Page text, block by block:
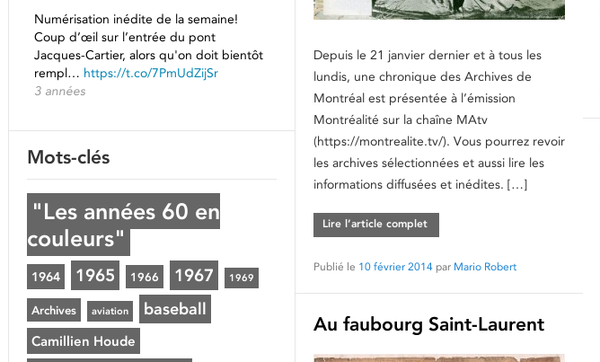
Depuis le 21 janvier dernier et à tous les
lundis, une chronique des Archives de
Montréal est présentée à l’émission
Montréalité sur la chaîne MAtv
(https://montrealite.tv/). Vous pourrez revoir
les archives sélectionnées et aussi lire les
informations diffusées et inédites. […]
Lire l’article complet
Publié le 10 février 2014 par Mario Robert
Au faubourg Saint-Laurent
Numérisation inédite de la semaine!
Coup d’œil sur l’entrée du pont
Jacques-Cartier, alors qu'on doit bientôt
rempl… https://t.co/7PmUdZijSr
3 années
Mots-clés
"Les années 60 en
couleurs"
1964 1965 1966 1967 1969
Archives aviation baseball
Camillien Houde